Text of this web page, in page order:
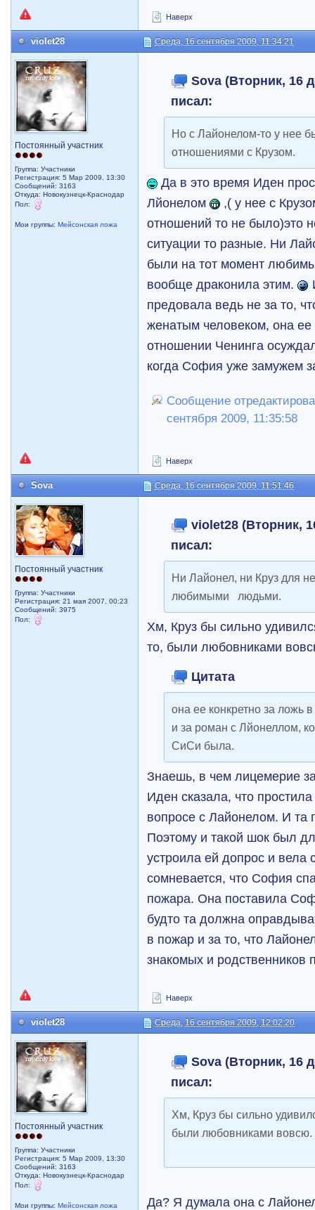
Наверх
violet28 Среда, 16 сентября 2009, 11:34:21
Постоянный участник
Группа: Участники
Регистрация: 5 Мар 2009, 13:30
Сообщений: 3163
Откуда: Новокузнецк-Краснодар
Пол:
Мои группы:Мейсонская ложа
Sova (Вторник, 16
писал:
Но с Лайонелом-то у нее
отношениями с Крузом.
Да в это время Иден
Лйонелом
,( у нее с
отношений то не было)это
ситуации то разные. Ни
были на тот момент
вообще драконила этим.
предовала ведь не за то,
женатым человеком, она ее
отношении Ченинга
когда София уже замужем
Сообщение
сентября 2009, 11:35:58
Наверх
Sova Среда, 16 сентября 2009, 11:51:46
Постоянный участник
Группа: Участники
Регистрация: 21 мая 2007, 00:23
Сообщений: 3975
Пол:
violet28 (Вторник,
писал:
Ни Лайонел, ни Круз для
любимыми людьми.
Хм, Круз бы сильно
то, были любовниками
Цитата
она ее конкретно за ложь
и за роман с Лйонеллом,
СиСи была.
Знаешь, в чем лицемерие
Иден сказала, что
вопросе с Лайонелом. И та
Поэтому и такой шок был
устроила ей допрос и вела
сомневается, что София
пожара. Она поставила
будто та должна
в пожар и за то, что
знакомых и родственников
Наверх
violet28 Среда, 16 сентября 2009, 12:02:20
Постоянный участник
Группа: Участники
Регистрация: 5 Мар 2009, 13:30
Сообщений: 3163
Откуда: Новокузнецк-Краснодар
Пол:
Мои группы:Мейсонская ложа
Sova (Вторник, 16
писал:
Хм, Круз бы сильно
были любовниками вовсю.
Да? Я думала она с